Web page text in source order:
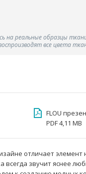
на реальные образцы
все цвета
FLOU
PDF 4,11 MB
отличает элемент
всегда звучит яснее